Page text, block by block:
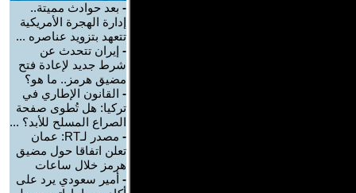
- بعد حوادث مميتة..
إدارة الهجرة الأمريكية
تتعهد بتزويد عناصره ...
- إيران تتحدث عن
شرط جديد لإعادة فتح
مضيق هرمز.. ما هو؟
- القانون الإطاري في
تركيا: هل تُطوى صفحة
الصراع المسلح للأبد؟ ...
-
مصدر لـRT: عمان
تعلن اتفاقا حول مضيق
هرمز خلال ساعات
- أمير سعودي يرد على